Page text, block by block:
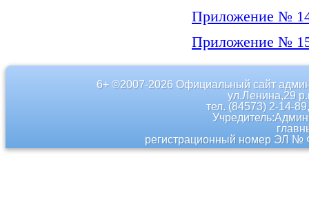
Приложение №
Приложение №
6+ ©2007-2026 Официальный сайт
ул.Ленина,29
тел. (84573) 2-14-
регистрационный номер ЭЛ №